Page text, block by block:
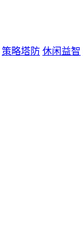
策略塔防 休闲益智